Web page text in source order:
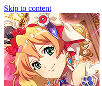
Skip to content